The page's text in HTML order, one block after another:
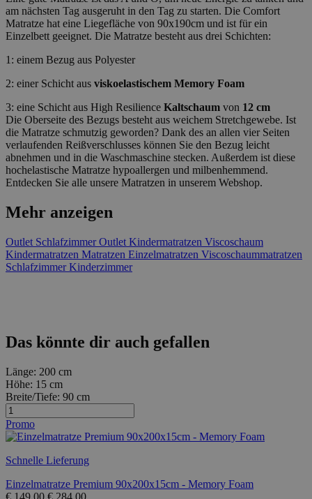
am nächsten Tag ausgeruht in den Tag zu starten. Die Comfort
Matratze hat eine Liegefläche von 90x190cm und ist für ein
Einzelbett geeignet. Die Matratze besteht aus drei Schichten:
1: einem Bezug aus Polyester
2: einer Schicht aus viskoelastischem Memory Foam
3: eine Schicht aus High Resilience Kaltschaum von 12 cm
Die Oberseite des Bezugs besteht aus weichem Stretchgewebe. Ist
die Matratze schmutzig geworden? Dank des an allen vier Seiten
verlaufenden Reißverschlusses können Sie den Bezug leicht
abnehmen und in die Waschmaschine stecken. Außerdem ist diese
hochelastische Matratze hypoallergen und milbenhemmend.
Entdecken Sie alle unsere Matratzen in unserem Webshop.
Mehr anzeigen
Outlet Schlafzimmer Outlet Kindermatratzen Viscoschaum
Kindermatratzen Matratzen Einzelmatratzen Viscoschaummatratzen
SchlafzimmerKinderzimmer
Das könnte dir auch gefallen
Länge: 200 cm
Höhe: 15 cm
Breite/Tiefe: 90 cm
Promo
Schnelle Lieferung
Einzelmatratze Premium 90x200x15cm - Memory Foam
€ 149,00 € 284,00